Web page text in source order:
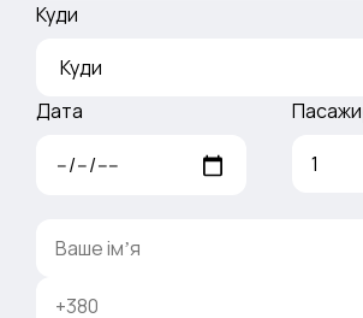
Куди
Дата